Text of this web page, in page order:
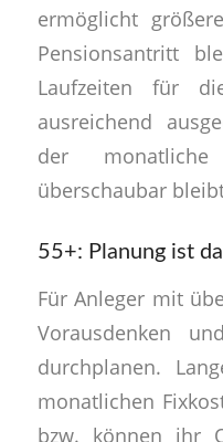
ermöglicht
Pensionsantritt
Laufzeiten für
ausreichend
der
überschaubar
55+: Planung ist
Für Anleger mit
Vorausdenken
durchplanen.
monatlichen
bzw. können ihr